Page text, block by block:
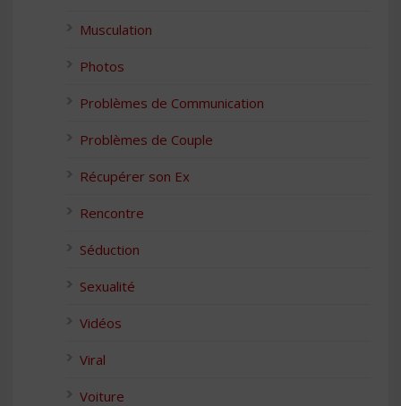
Musculation
Photos
Problèmes de Communication
Problèmes de Couple
Récupérer son Ex
Rencontre
Séduction
Sexualité
Vidéos
Viral
Voiture